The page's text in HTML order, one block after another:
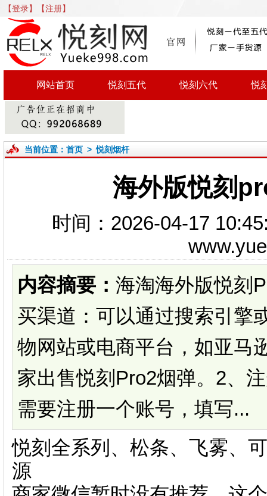
【登录】 【注册】
网站首页 悦刻五代 悦刻六代 悦
当前位置： 首页>悦刻烟杆
海外版悦刻
时间：2026-04-17
内容摘要： 海淘海外版悦刻
买渠道：可以通过搜索引擎
物网站或电商平台，如亚马
家出售悦刻Pro2烟弹。2、
需要注册一个账号，填写...
悦刻全系列、松条、飞雾、
源